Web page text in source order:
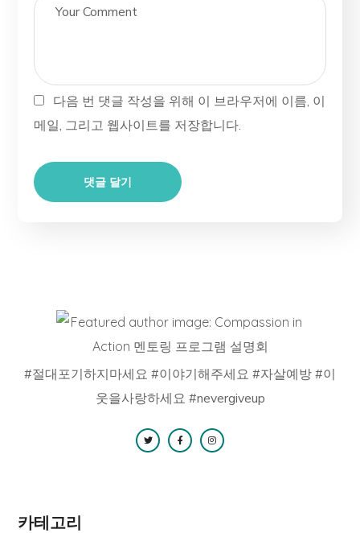
다음 번 댓글 작성을 위해 이 브라우저에 이름, 이
메일, 그리고 웹사이트를 저장합니다.
#절대포기하지마세요 #이야기해주세요 #자살예방 #이
웃을사랑하세요 #nevergiveup
카테고리